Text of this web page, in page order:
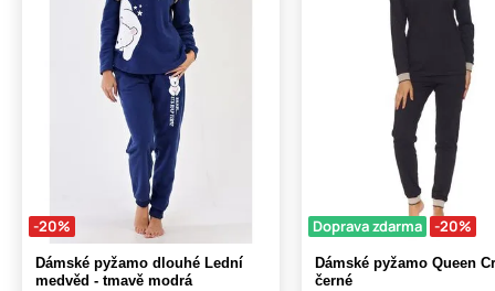
-20%
Dámské pyžamo dlouhé Lední
medvěd - tmavě modrá
Doprava zdarma -20%
Dámské pyžamo Queen
černé